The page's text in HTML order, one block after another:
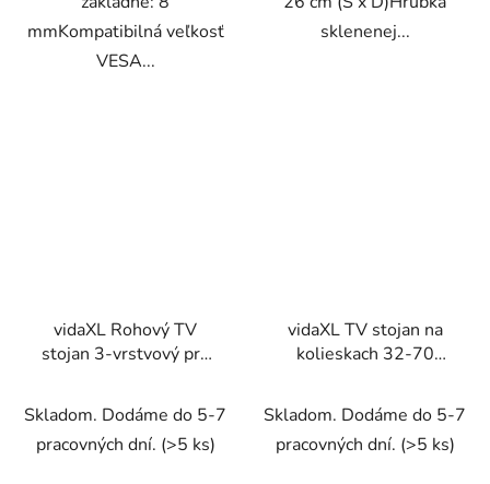
mmKompatibilná veľkosť
VESA...
sklenenej...
vidaXL Rohový TV
stojan 3-vrstvový pre
Skladom. Dodáme do 5-7
pracovných dní. (>5 ks)
vidaXL TV stojan na
kolieskach 32-70
600x400 mm 50 kg
Skladom. Dodáme do 5-7
pracovných dní. (>5 ks)